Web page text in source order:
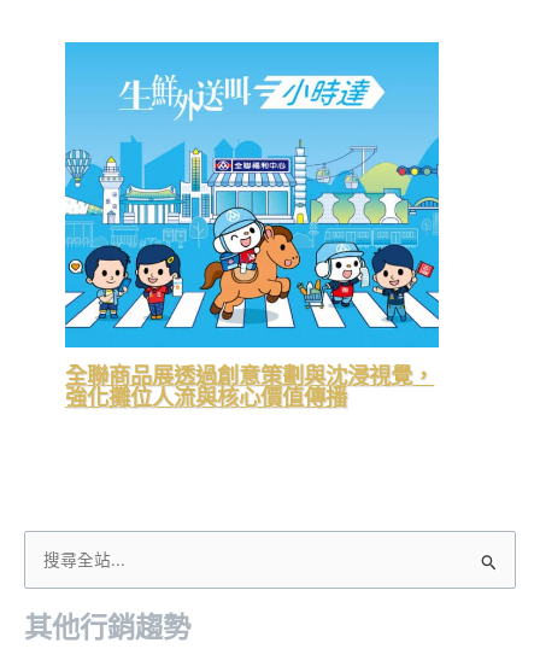
全聯商品展透過創意策劃與沈浸視覺，
強化攤位人流與核心價值傳播
關
其他行銷趨勢